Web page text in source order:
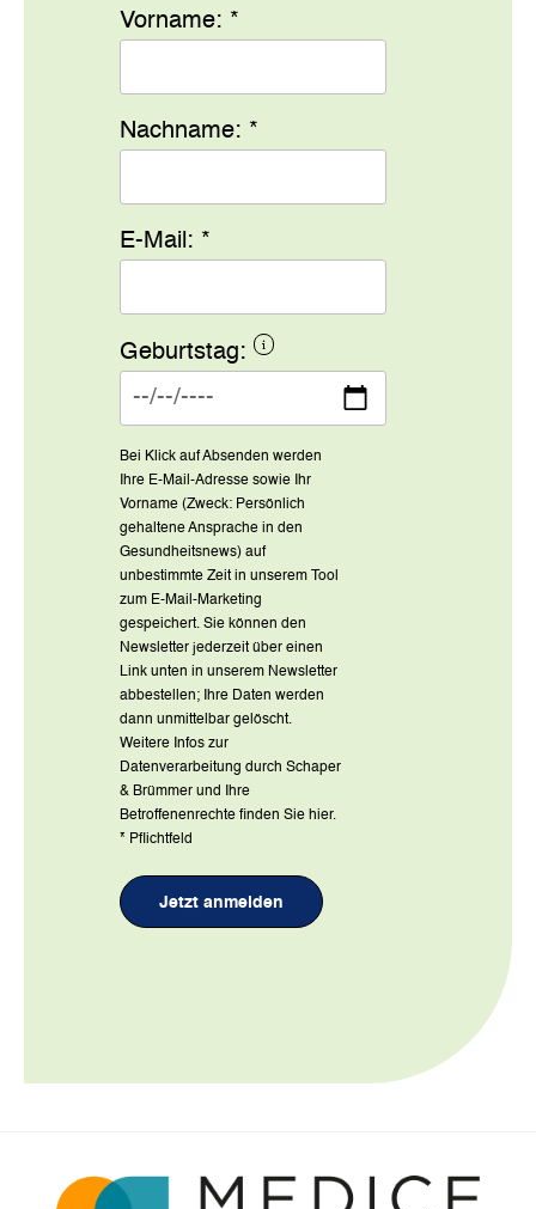
Vorname: *
Nachname: *
E-Mail: *
Geburtstag:
Bei Klick auf Absenden werden
Ihre E-Mail-Adresse sowie Ihr
Vorname (Zweck: Persönlich
gehaltene Ansprache in den
Gesundheitsnews) auf
unbestimmte Zeit in unserem Tool
zum E-Mail-Marketing
gespeichert. Sie können den
Newsletter jederzeit über einen
Link unten in unserem Newsletter
abbestellen; Ihre Daten werden
dann unmittelbar gelöscht.
Weitere Infos zur
Datenverarbeitung durch Schaper
& Brümmer und Ihre
Betroffenenrechte finden Sie hier.
* Pflichtfeld